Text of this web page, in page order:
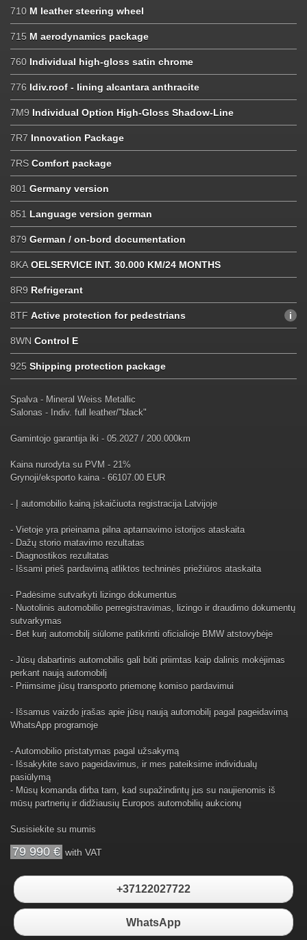
710 M leather steering wheel
715 M aerodynamics package
760 Individual high-gloss satin chrome
776 Idiv.roof - lining alcantara anthracite
7M9 Individual Option High-Gloss Shadow-Line
7R7 Innovation Package
7RS Comfort package
801 Germany version
851 Language version german
879 German / on-bord documentation
8KA OELSERVICE INT. 30.000 KM/24 MONTHS
8R9 Refrigerant
8TF Active protection for pedestrians
8WN Control E
925 Shipping protection package
Spalva - Mineral Weiss Metallic
Salonas - Indiv. full leather/"black"
Gamintojo garantija iki - 05.2027 / 200.000km
Kaina nurodyta su PVM - 21%
Grynoji/eksporto kaina - 66107.00 EUR
- Į automobilio kainą įskaičiuota registracija Latvijoje
- Vietoje yra prieinama pilna aptarnavimo istorijos ataskaita
- Dažų storio matavimo rezultatas
- Diagnostikos rezultatas
- Išsami prieš pardavimą atliktos techninės priežiūros ataskaita
- Padėsime sutvarkyti lizingo dokumentus
- Nuotolinis automobilio perregistravimas, lizingo ir draudimo dokumentų
sutvarkymas
- Bet kurį automobilį siūlome patikrinti oficialioje BMW atstovybėje
- Jūsų dabartinis automobilis gali būti priimtas kaip dalinis mokėjimas
perkant naują automobilį
- Priimsime jūsų transporto priemonę komiso pardavimui
- Išsamus vaizdo įrašas apie jūsų naują automobilį pagal pageidavimą
WhatsApp programoje
- Automobilio pristatymas pagal užsakymą
- Išsakykite savo pageidavimus, ir mes pateiksime individualų
pasiūlymą
- Mūsų komanda dirba tam, kad supažindintų jus su naujienomis iš
mūsų partnerių ir didžiausių Europos automobilių aukcionų
Susisiekite su mumis
79 990 € with VAT
+37122027722
WhatsApp